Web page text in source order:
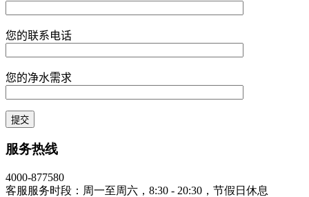
您的联系电话
您的净水需求
服务热线
4000-877580
客服服务时段：周一至周六，8:30 - 20:30，节假日休息